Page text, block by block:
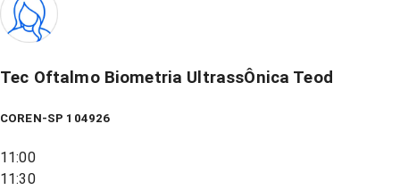
Tec Oftalmo Biometria UltrassÔnica Teod
COREN-SP 104926
11:00
11:30